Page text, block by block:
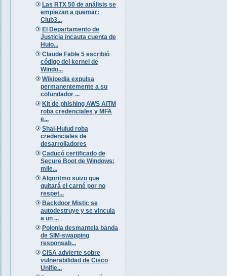
Las RTX 50 de análisis se
empiezan a quemar:
Club3...
El Departamento de
Justicia incauta cuenta de
Huio...
Claude Fable 5 escribió
código del kernel de
Windo...
Wikipedia expulsa
permanentemente a su
cofundador ...
Kit de phishing AWS AiTM
roba credenciales y MFA
e...
Shai-Hulud roba
credenciales de
desarrolladores
Caducó certificado de
Secure Boot de Windows:
mile...
Algoritmo suizo que
quitará el carné por no
respet...
Backdoor Mistic se
autodestruye y se vincula
a un ...
Polonia desmantela banda
de SIM-swapping
responsab...
CISA advierte sobre
vulnerabilidad de Cisco
Unifie...